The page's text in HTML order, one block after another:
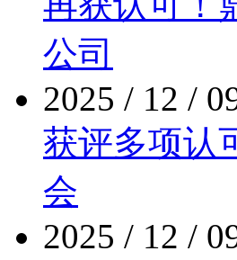
公司
2025 / 12 /
获评多项认
会
2025 / 12 /